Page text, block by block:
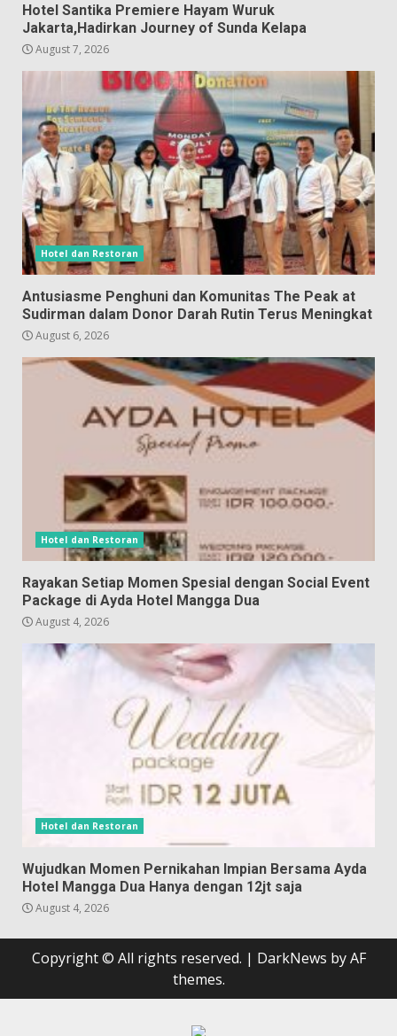
Hotel Santika Premiere Hayam Wuruk
Jakarta,Hadirkan Journey of Sunda Kelapa
August 7, 2026
Hotel dan Restoran
Antusiasme Penghuni dan Komunitas The Peak at
Sudirman dalam Donor Darah Rutin Terus Meningkat
August 6, 2026
Hotel dan Restoran
Rayakan Setiap Momen Spesial dengan Social Event
Package di Ayda Hotel Mangga Dua
August 4, 2026
Hotel dan Restoran
Wujudkan Momen Pernikahan Impian Bersama Ayda
Hotel Mangga Dua Hanya dengan 12jt saja
August 4, 2026
Copyright © All rights reserved. | DarkNews by AF
themes.